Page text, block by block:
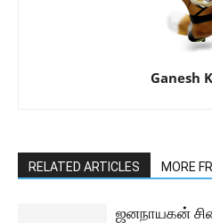
Ganesh
RELATED ARTICLES MORE
ஜனநாயகன்